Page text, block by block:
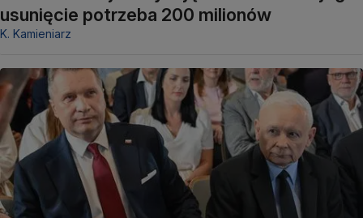
usunięcie potrzeba 200 milionów
K. Kamieniarz